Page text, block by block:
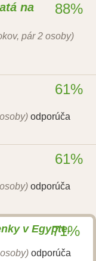
na
pár 2 osoby)
88%
odporúča
61%
odporúča
61%
v Egypte,
odporúča
71%